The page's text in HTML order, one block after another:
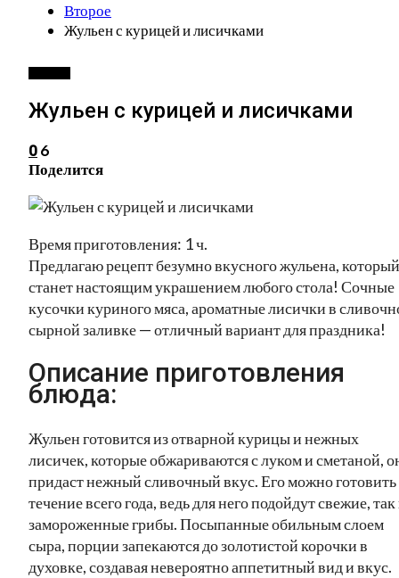
Второе
Жульен с курицей и лисичками
Жульен с курицей и лисичками
0 6
Поделится
Время приготовления: 1 ч.
Предлагаю рецепт безумно вкусного жульена, который
станет настоящим украшением любого стола! Сочные
кусочки куриного мяса, ароматные лисички в
сырной заливке — отличный вариант для праздника!
Описание приготовления
блюда:
Жульен готовится из отварной курицы и нежных
лисичек, которые обжариваются с луком и сметаной,
придаст нежный сливочный вкус. Его можно готовить
течение всего года, ведь для него подойдут свежие,
замороженные грибы. Посыпанные обильным слоем
сыра, порции запекаются до золотистой корочки в
духовке, создавая невероятно аппетитный вид и вкус.